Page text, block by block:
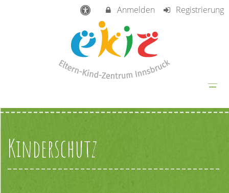
Anmelden Registrierung
Kinderschutz